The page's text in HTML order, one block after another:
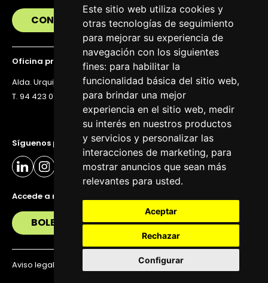
Este sitio web utiliza cookies y
otras tecnologías de seguimiento
para mejorar su experiencia de
navegación con los siguientes
fines: para habilitar la
funcionalidad básica del sitio web,
para brindar una mejor
experiencia en el sitio web, medir
su interés en nuestros productos
y servicios y personalizar las
interacciones de marketing, para
mostrar anuncios que sean más
relevantes para usted.
Aceptar
Rechazar
Configurar
Síguenos para estar al día
Accede a nuestra newsletter
BOLETÍN
CONTÁCTANOS
Oficina principal
Alda. Urquijo 36, 6ª planta, 48011 Bilbao
T. 94 423 07 43
Aviso legal
Política de privacidad